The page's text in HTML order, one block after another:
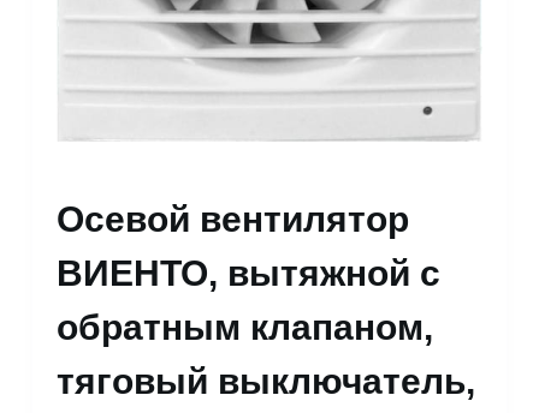
Осевой вентилятор
ВИЕНТО, вытяжной с
обратным клапаном,
тяговый выключатель,